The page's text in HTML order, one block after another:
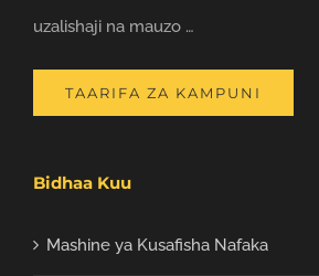
uzalishaji na mauzo …
TAARIFA ZA KAMPUNI
Bidhaa Kuu
Mashine ya Kusafisha Nafaka